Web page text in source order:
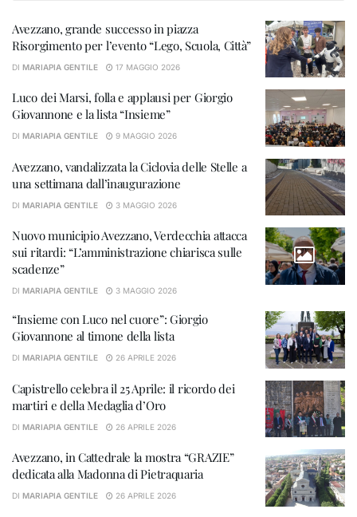
Avezzano, grande successo in piazza
Risorgimento per l’evento “Lego, Scuola, Città”
DI MARIAPIA GENTILE 17 MAGGIO 2026
Luco dei Marsi, folla e applausi per Giorgio
Giovannone e la lista “Insieme”
DI MARIAPIA GENTILE 9 MAGGIO 2026
Avezzano, vandalizzata la Ciclovia delle Stelle a
una settimana dall’inaugurazione
DI MARIAPIA GENTILE 3 MAGGIO 2026
Nuovo municipio Avezzano, Verdecchia attacca
sui ritardi: “L’amministrazione chiarisca sulle
scadenze”
DI MARIAPIA GENTILE 3 MAGGIO 2026
“Insieme con Luco nel cuore”: Giorgio
Giovannone al timone della lista
DI MARIAPIA GENTILE 26 APRILE 2026
Capistrello celebra il 25 Aprile: il ricordo dei
martiri e della Medaglia d’Oro
DI MARIAPIA GENTILE 26 APRILE 2026
Avezzano, in Cattedrale la mostra “GRAZIE”
dedicata alla Madonna di Pietraquaria
DI MARIAPIA GENTILE 26 APRILE 2026